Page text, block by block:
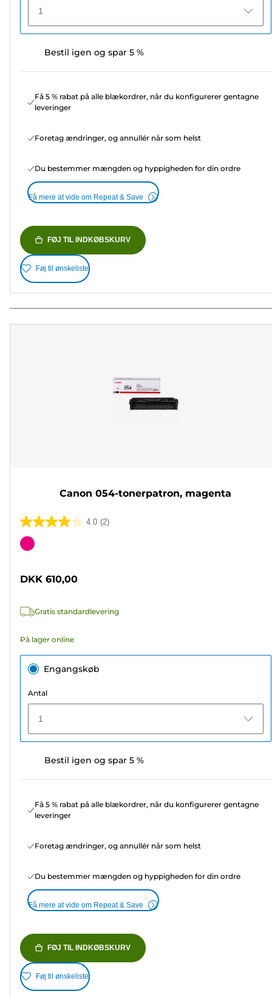
1
Bestil igen og spar 5 %
Få 5 % rabat på alle blækordrer, når du konfigurerer gentagne
leveringer
Foretag ændringer, og annullér når som helst
Du bestemmer mængden og hyppigheden for din ordre
Få mere at vide om Repeat & Save
FØJ TIL INDKØBSKURV
Føj til ønskeliste
Canon 054-tonerpatron, magenta
4.0 (2)
4.0
ud
stjerner.
anmeldelser
Farvepatron
DKK 610,00
Gratis standardlevering
På lager online
Engangskøb
Antal
1
Bestil igen og spar 5 %
Få 5 % rabat på alle blækordrer, når du konfigurerer gentagne
leveringer
Foretag ændringer, og annullér når som helst
Du bestemmer mængden og hyppigheden for din ordre
Få mere at vide om Repeat & Save
FØJ TIL INDKØBSKURV
Føj til ønskeliste